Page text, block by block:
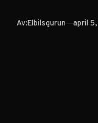
Av:Elbilsgurun april